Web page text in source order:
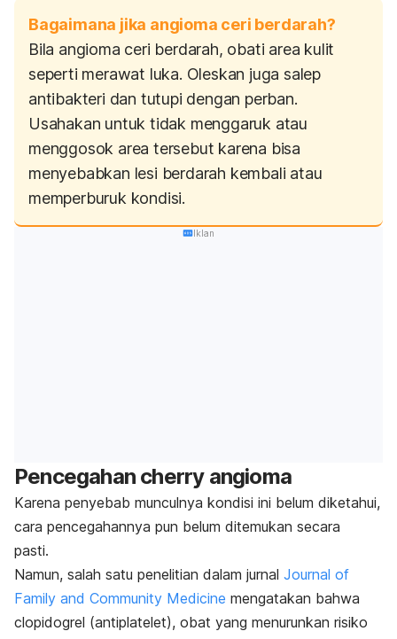
Bagaimana jika angioma ceri berdarah?
Bila angioma ceri berdarah, obati area kulit
seperti merawat luka. Oleskan juga salep
antibakteri dan tutupi dengan perban.
Usahakan untuk tidak menggaruk atau
menggosok area tersebut karena bisa
menyebabkan lesi berdarah kembali atau
memperburuk kondisi.
Iklan
Pencegahan cherry angioma
Karena penyebab munculnya kondisi ini belum diketahui,
cara pencegahannya pun belum ditemukan secara
pasti.
Namun, salah satu penelitian dalam jurnal Journal of
Family and Community Medicine mengatakan bahwa
clopidogrel (antiplatelet), obat yang menurunkan risiko